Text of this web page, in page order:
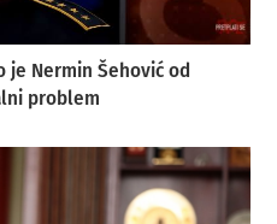
je Nermin Šehović od
problem